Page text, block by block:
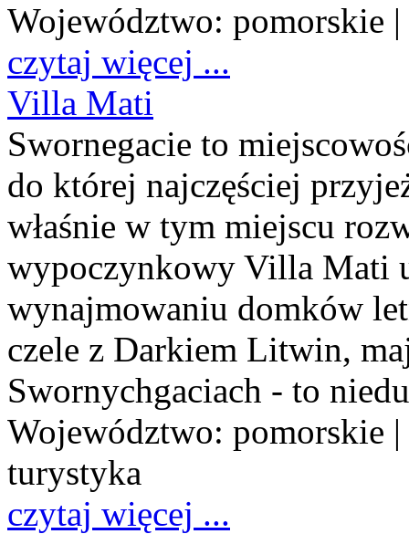
Województwo: pomorskie
czytaj więcej ...
Villa Mati
Swornegacie to
do której najczęściej
właśnie w tym miejscu
wypoczynkowy Villa Mati
wynajmowaniu domków
czele z Darkiem Litwin,
Swornychgaciach - to
Województwo: pomorskie
turystyka
czytaj więcej ...